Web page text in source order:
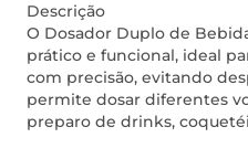
Descrição
O Dosador Duplo de
prático e funcional, ideal
com precisão, evitando
permite dosar diferentes
preparo de drinks,